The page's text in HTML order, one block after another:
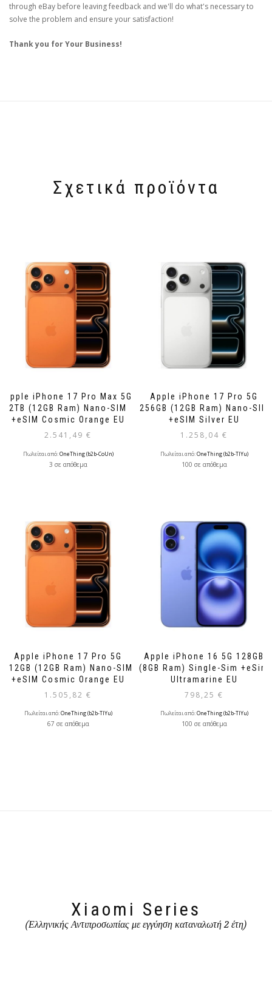
through eBay before leaving feedback and we'll do what's necessary to
solve the problem and ensure your satisfaction!
Thank you for Your Business!
Σχετικά προϊόντα
Apple iPhone 17 Pro Max 5G
2TB (12GB Ram) Nano-SIM
+eSIM Cosmic Orange EU
2.541,49 €
Πωλείται από:OneThing (b2b-CoUn)
3 σε απόθεμα
Apple iPhone 17 Pro 5G
256GB (12GB Ram) Nano-SIM
+eSIM Silver EU
1.258,04 €
Πωλείται από:OneThing (b2b-TlYu)
100 σε απόθεμα
Apple iPhone 17 Pro 5G
512GB (12GB Ram) Nano-SIM
+eSIM Cosmic Orange EU
1.505,82 €
Πωλείται από:OneThing (b2b-TlYu)
67 σε απόθεμα
Apple iPhone 16 5G 128GB
(8GB Ram) Single-Sim +eSim
Ultramarine EU
798,25 €
Πωλείται από:OneThing (b2b-TlYu)
100 σε απόθεμα
Xiaomi Series
(Ελληνικής Αντιπροσωπίας με εγγύηση καταναλωτή 2 έτη)